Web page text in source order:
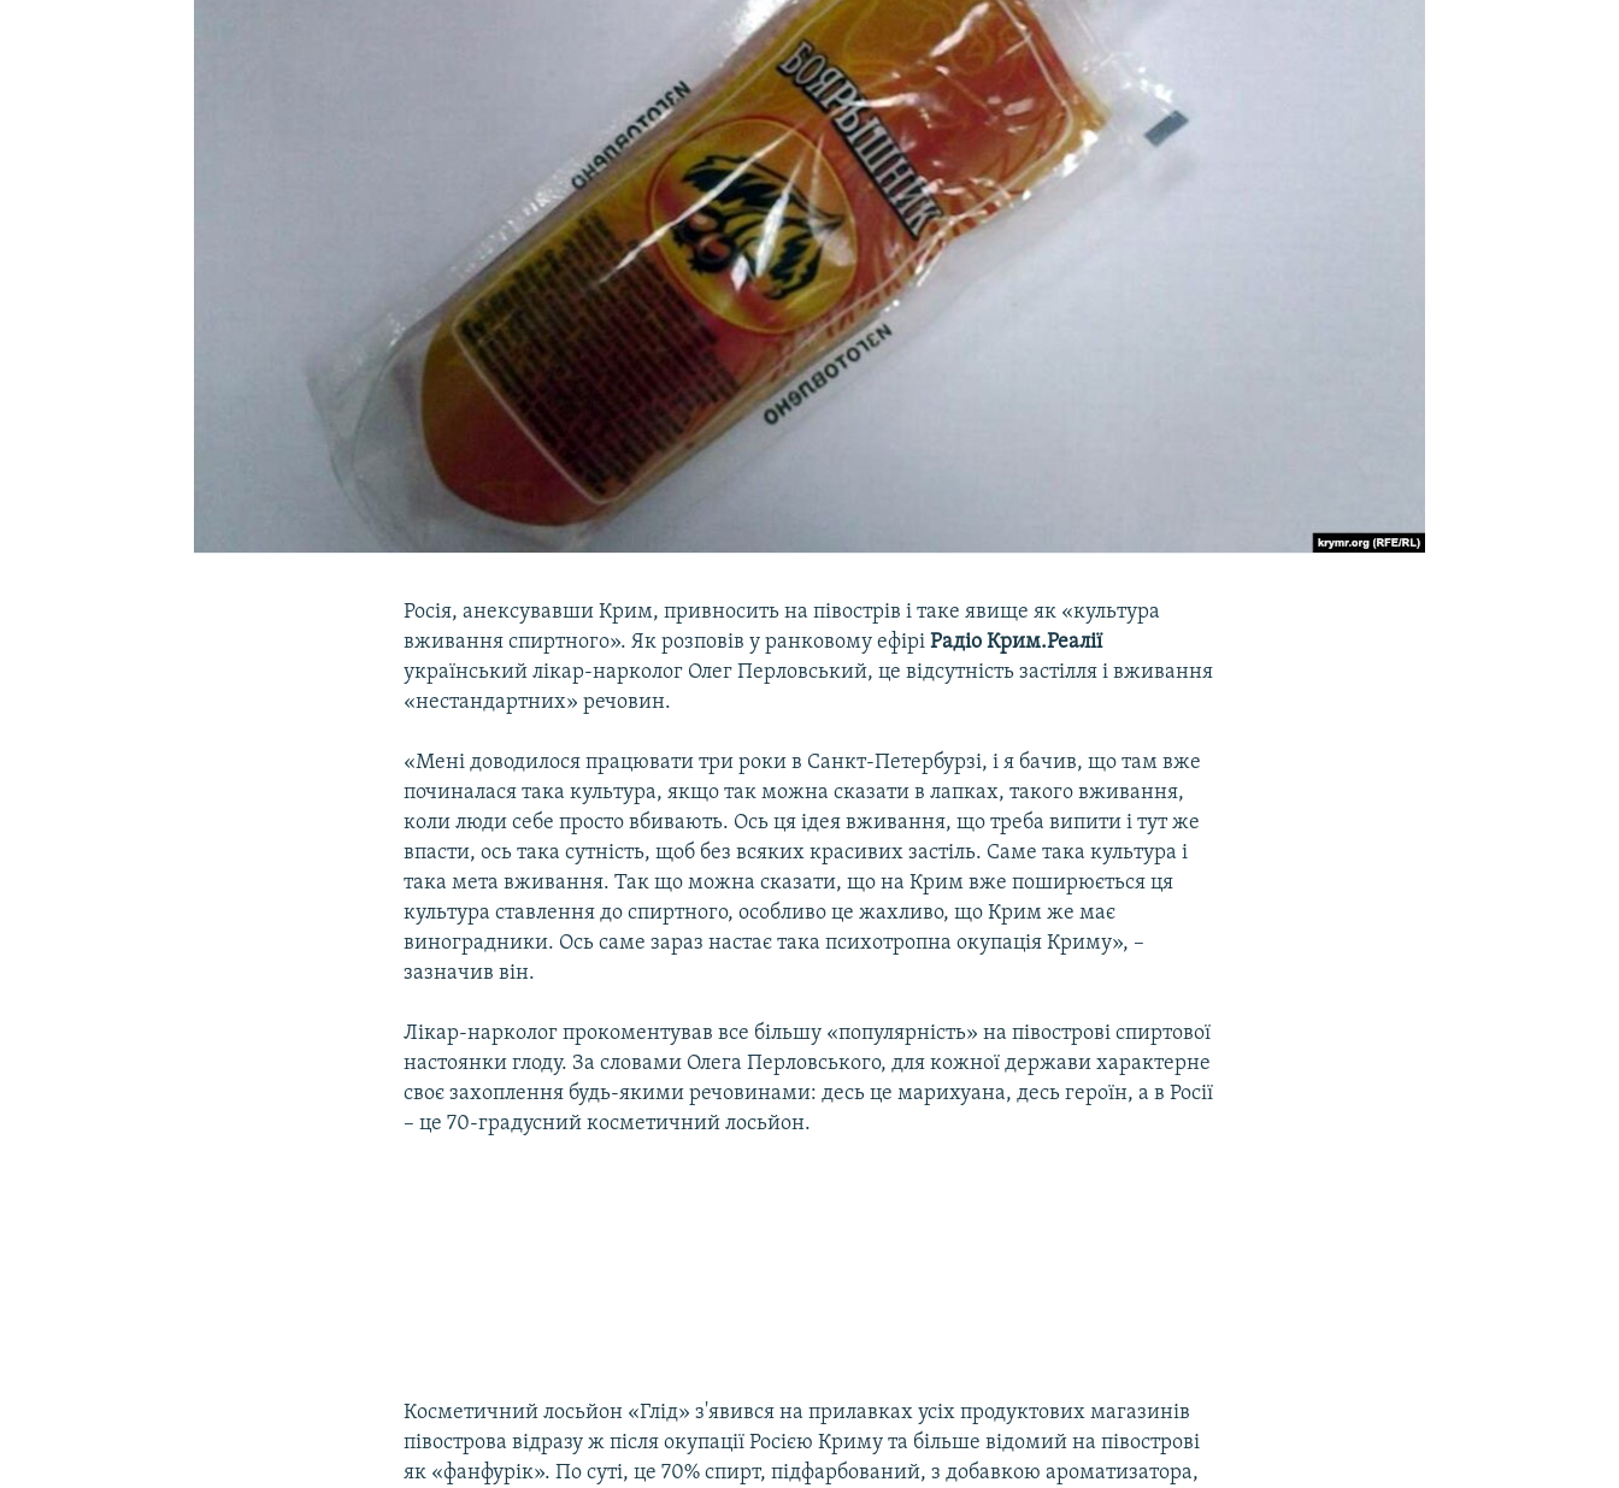
Росія, анексувавши Крим, привносить на півострів і таке явище як «культура
вживання спиртного». Як розповів у ранковому ефіріРадіо Крим.Реалії
український лікар-нарколог Олег Перловський, це відсутність застілля і вживання
«нестандартних» речовин.
«Мені доводилося працювати три роки в Санкт-Петербурзі, і я бачив, що там вже
починалася така культура, якщо так можна сказати в лапках, такого вживання,
коли люди себе просто вбивають. Ось ця ідея вживання, що треба випити і тут же
впасти, ось така сутність, щоб без всяких красивих застіль. Саме така культура і
така мета вживання. Так що можна сказати, що на Крим вже поширюється ця
культура ставлення до спиртного, особливо це жахливо, що Крим же має
виноградники. Ось саме зараз настає така психотропна окупація Криму», –
зазначив він.
Лікар-нарколог прокоментував все більшу «популярність» на півострові спиртової
настоянки глоду. За словами Олега Перловського, для кожної держави характерне
своє захоплення будь-якими речовинами: десь це марихуана, десь героїн, а в Росії
– це 70-градусний косметичний лосьйон.
Косметичний лосьйон «Глід» з'явився на прилавках усіх продуктових магазинів
півострова відразу ж після окупації Росією Криму та більше відомий на півострові
як «фанфурік». По суті, це 70% спирт, підфарбований, з добавкою ароматизатора,